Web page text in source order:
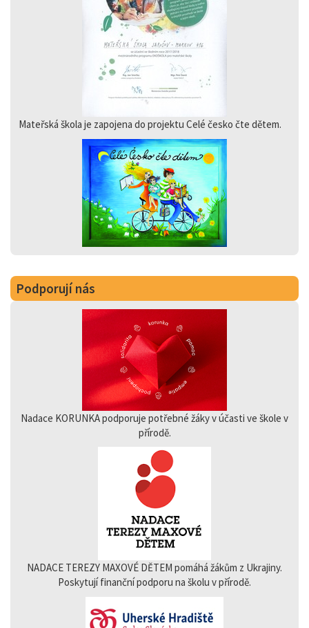
Mateřská škola je zapojena do projektu Celé česko čte dětem.
Podporují nás
Nadace KORUNKA podporuje potřebné žáky v účasti ve škole v
přírodě.
NADACE TEREZY MAXOVÉ DĚTEM pomáhá žákům z Ukrajiny.
Poskytují finanční podporu na školu v přírodě.